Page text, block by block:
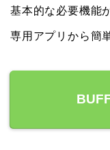
基本的な必要機能
専用アプリから簡